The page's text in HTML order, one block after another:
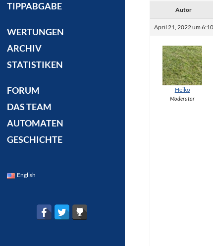
Autor
April 21, 2022 um
Heiko
Moderator
TIPPABGABE
WERTUNGEN
ARCHIV
STATISTIKEN
FORUM
DAS TEAM
AUTOMATEN
GESCHICHTE
English